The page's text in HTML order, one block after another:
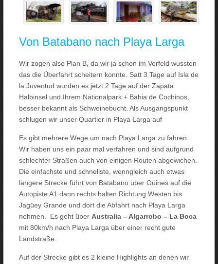
Von Batabano nach Playa Larga
Wir zogen also Plan B, da wir ja schon im Vorfeld wussten
das die Überfahrt scheitern konnte. Satt 3 Tage auf Isla de
la Juventud wurden es jetzt 2 Tage auf der Zapata
Halbinsel und Ihrem Nationalpark + Bahia de Cochinos,
besser bekannt als Schweinebucht. Als Ausgangspunkt
schlugen wir unser Quartier in Playa Larga auf
Es gibt mehrere Wege um nach Playa Larga zu fahren.
Wir haben uns ein paar mal verfahren und sind aufgrund
schlechter Straßen auch von einigen Routen abgewichen.
Die einfachste und schnellste, wenngleich auch etwas
längere Strecke führt von Batabano über Güines auf die
Autopiste A1 dann rechts halten Richtung Westen bis
Jagüey Grande und dort die Abfahrt nach Playa Larga
nehmen. Es geht über Australia – Algarrobo – La Boca
mit 80km/h nach Playa Larga über einer recht gute
Landstraße.
Auf der Strecke gibt es 2 kleine Highlights an denen wir